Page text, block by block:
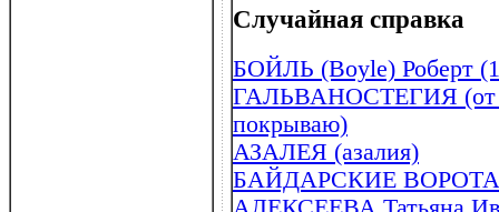
Случайная справка
БОЙЛЬ (Boyle) Роберт
ГАЛЬВАНОСТЕГИЯ (от
покрываю)
АЗАЛЕЯ (азалия)
БАЙДАРСКИЕ ВОРОТА